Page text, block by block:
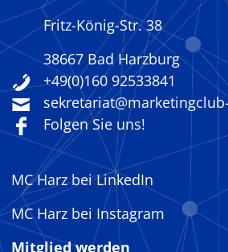
Fritz-König-Str. 38
38667 Bad Harzburg
+49(0)160 92533841
Folgen Sie uns!
MC Harz bei LinkedIn
MC Harz bei Instagram
Mitglied werden